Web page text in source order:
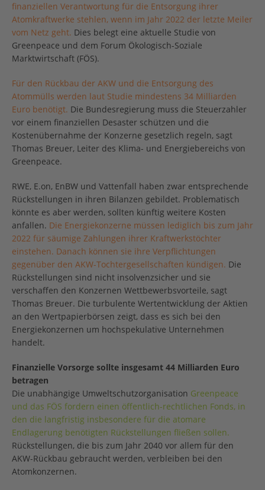
finanziellen Verantwortung für die Entsorgung ihrer
Atomkraftwerke stehlen, wenn im Jahr 2022 der letzte Meiler
vom Netz geht. Dies belegt eine aktuelle Studie von
Greenpeace und dem Forum Ökologisch-Soziale
Marktwirtschaft (FÖS).
Für den Rückbau der AKW und die Entsorgung des
Atommülls werden laut Studie mindestens 34 Milliarden
Euro benötigt. Die Bundesregierung muss die Steuerzahler
vor einem finanziellen Desaster schützen und die
Kostenübernahme der Konzerne gesetzlich regeln, sagt
Thomas Breuer, Leiter des Klima- und Energiebereichs von
Greenpeace.
RWE, E.on, EnBW und Vattenfall haben zwar entsprechende
Rückstellungen in ihren Bilanzen gebildet. Problematisch
könnte es aber werden, sollten künftig weitere Kosten
anfallen. Die Energiekonzerne müssen lediglich bis zum Jahr
2022 für säumige Zahlungen ihrer Kraftwerkstöchter
einstehen. Danach können sie ihre Verpflichtungen
gegenüber den AKW-Tochtergesellschaften kündigen. Die
Rückstellungen sind nicht insolvenzsicher und sie
verschaffen den Konzernen Wettbewerbsvorteile, sagt
Thomas Breuer. Die turbulente Wertentwicklung der Aktien
an den Wertpapierbörsen zeigt, dass es sich bei den
Energiekonzernen um hochspekulative Unternehmen
handelt.
Finanzielle Vorsorge sollte insgesamt 44 Milliarden Euro
betragen
Die unabhängige Umweltschutzorganisation Greenpeace
und das FÖS fordern einen öffentlich-rechtlichen Fonds, in
den die langfristig insbesondere für die atomare
Endlagerung benötigten Rückstellungen fließen sollen.
Rückstellungen, die bis zum Jahr 2040 vor allem für den
AKW-Rückbau gebraucht werden, verbleiben bei den
Atomkonzernen.